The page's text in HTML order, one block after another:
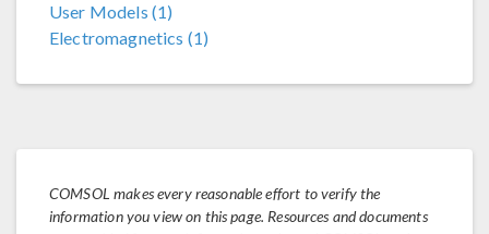
User Models (1)
Electromagnetics (1)
COMSOL makes every reasonable effort to verify the
information you view on this page. Resources and documents